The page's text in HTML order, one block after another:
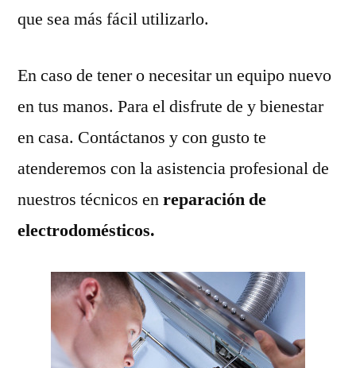
que sea más fácil utilizarlo.
En caso de tener o necesitar un equipo nuevo
en tus manos. Para el disfrute de y bienestar
en casa. Contáctanos y con gusto te
atenderemos con la asistencia profesional de
nuestros técnicos enreparación de
electrodomésticos.